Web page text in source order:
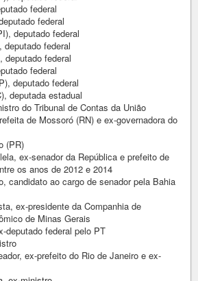
federal
federal
deputado federal
deputado federal
deputado federal
federal
deputado federal
deputada estadual
do Tribunal de Contas da União
de Mossoró (RN) e ex-governadora do
(PR)
ex-senador da República e prefeito de
os anos de 2012 e 2014
candidato ao cargo de senador pela Bahia
ex-presidente da Companhia de
de Minas Gerais
deputado federal pelo PT
ex-prefeito do Rio de Janeiro e ex-